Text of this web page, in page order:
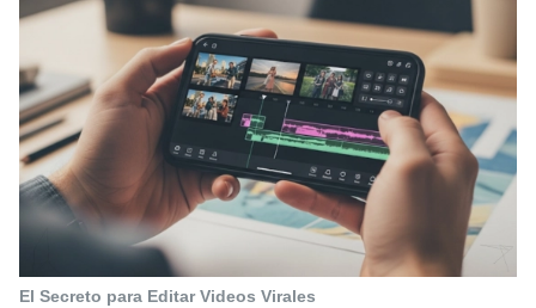
El Secreto para Editar Videos Virales